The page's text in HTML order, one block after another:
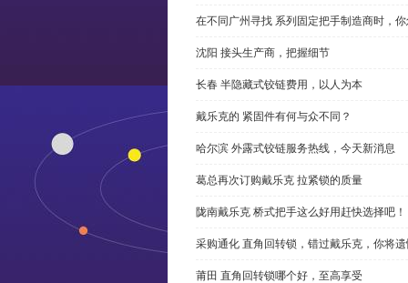
在不同广州寻找 系列固定把手制造商时，
沈阳 接头生产商，把握细节
长春 半隐藏式铰链费用，以人为本
戴乐克的 紧固件有何与众不同？
哈尔滨 外露式铰链服务热线，今天新消息
葛总再次订购戴乐克 拉紧锁的质量
陇南戴乐克 桥式把手这么好用赶快选择吧！
采购通化 直角回转锁，错过戴乐克，你将
莆田 直角回转锁哪个好，至高享受